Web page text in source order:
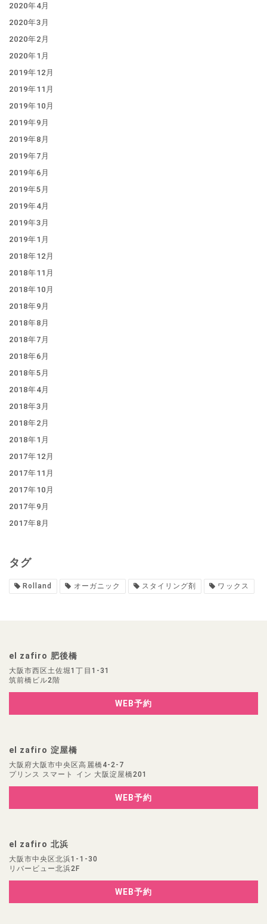
2020年4月
2020年3月
2020年2月
2020年1月
2019年12月
2019年11月
2019年10月
2019年9月
2019年8月
2019年7月
2019年6月
2019年5月
2019年4月
2019年3月
2019年1月
2018年12月
2018年11月
2018年10月
2018年9月
2018年8月
2018年7月
2018年6月
2018年5月
2018年4月
2018年3月
2018年2月
2018年1月
2017年12月
2017年11月
2017年10月
2017年9月
2017年8月
タグ
Rolland オーガニック スタイリング剤 ワックス
el zafiro 肥後橋
大阪市西区土佐堀1丁目1-31
筑前橋ビル2階
WEB予約
el zafiro 淀屋橋
大阪府大阪市中央区高麗橋4-2-7
プリンス スマート イン 大阪淀屋橋201
WEB予約
el zafiro 北浜
大阪市中央区北浜1-1-30
リバービュー北浜2F
WEB予約